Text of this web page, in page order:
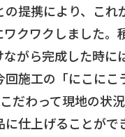
提携により、こ
クワクしました
がら完成した時
施工の「にこに
だわって現地の状
仕上げることがで